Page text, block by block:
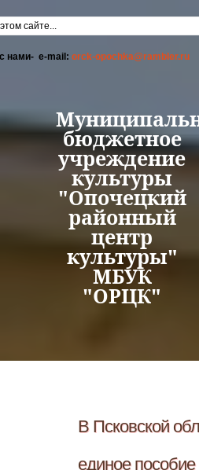
поиска
нами- e-mail: orck-opochka@rambler.ru
бюджетное
учреждение
культуры
"Опочецкий
районный
центр
культуры"
МБУК
"ОРЦК"
В Псковской
единое